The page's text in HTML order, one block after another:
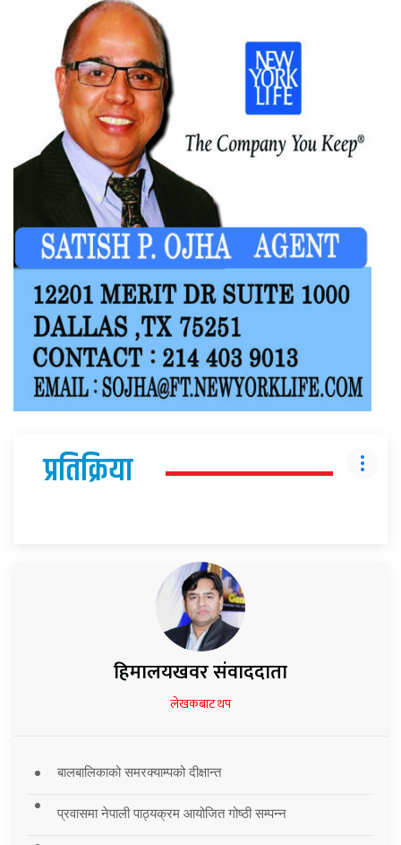
प्रतिक्रिया
हिमालयखवर संवाददाता
लेखकबाट थप
बालबालिकाको समरक्याम्पको दीक्षान्त
प्रवासमा नेपाली पाठ्यक्रम आयोजित गोष्ठी सम्पन्न